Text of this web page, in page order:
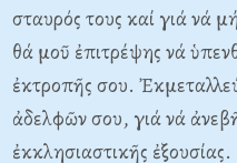
σταυρός τους καί γιά νά
θά μοῦ ἐπιτρέψης νά
ἐκτροπῆς σου.
ἀδελφῶν σου, γιά νά
ἐκκλησιαστικῆς